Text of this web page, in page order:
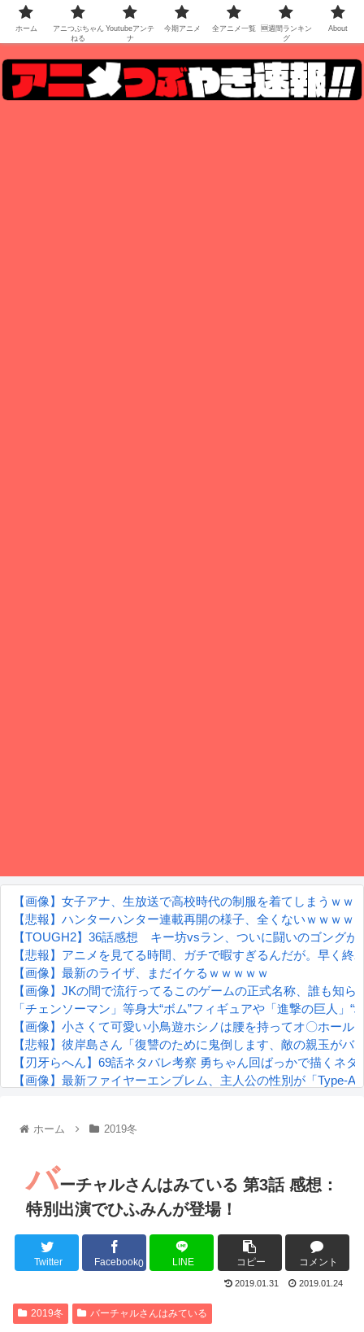
【画像】女子アナ、生放送で高校時代の制服を着てしまうｗｗ
【悲報】ハンターハンター連載再開の様子、全くないｗｗｗｗ
【TOUGH2】36話感想 キー坊vsラン、ついに闘いのゴングが
【悲報】アニメを見てる時間、ガチで暇すぎるんだが。早く終
【画像】最新のライザ、まだイケるｗｗｗｗｗ
【画像】JKの間で流行ってるこのゲームの正式名称、誰も知ら
「チェンソーマン」等身大“ボム”フィギュアや「進撃の巨人」
【画像】小さくて可愛い小鳥遊ホシノは腰を持ってオ〇ホー
【悲報】彼岸島さん「復讐のために鬼倒します、敵の親玉が
【刃牙らへん】69話ネタバレ考察 勇ちゃん回ばっかで描くネ
【画像】最新ファイヤーエンブレム、主人公の性別が「Type-
『進撃の巨人』で一番面白いところってｗｗｗｗｗ
るろうに剣心 -明治剣客浪漫譚- 京都動乱 第33話の感想
同盟、帝国、フェザーン。生まれるなら何処がいいか問題！
ホーム 2019冬
バーチャルさんはみている 第3話 感想：
特別出演でひふみんが登場！
Twitter Facebook0 LINE コピー コメント
2019.01.31 2019.01.24
2019冬 バーチャルさんはみている
ホーム
アニつぶちゃん
ねる
Youtubeアンテ
ナ
今期アニメ 全アニメ一覧
🆕週間ランキン
グ
About